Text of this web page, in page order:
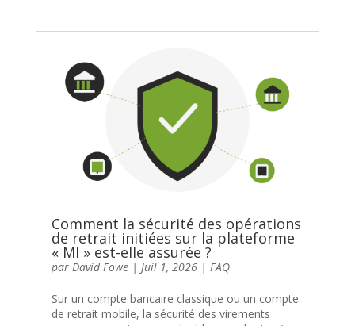
Comment la sécurité des opérations
de retrait initiées sur la plateforme
« MI » est-elle assurée ?
par David Fowe| Juil 1, 2026| FAQ
Sur un compte bancaire classique ou un compte
de retrait mobile, la sécurité des virements